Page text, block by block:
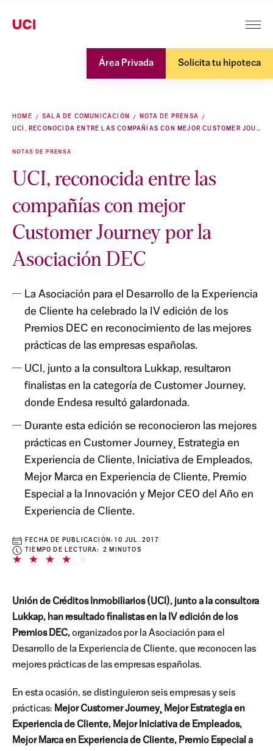
Área Privada Solicita tu hipoteca
HOME SALA DE COMUNICACIÓN
NOTA DE PRENSA
UCI, RECONOCIDA ENTRE LAS COMPAÑÍAS CON MEJOR CUSTOMER JOURNEY POR LA ASOCIACIÓN DEC
NOTAS DE PRENSA
UCI, reconocida entre las
compañías con mejor
Customer Journey por la
Asociación DEC
La Asociación para el Desarrollo de la Experiencia
de Cliente ha celebrado la IV edición de los
Premios DEC en reconocimiento de las mejores
prácticas de las empresas españolas.
UCI, junto a la consultora Lukkap, resultaron
finalistas en la categoría de Customer Journey,
donde Endesa resultó galardonada.
Durante esta edición se reconocieron las mejores
prácticas en Customer Journey¸ Estrategia en
Experiencia de Cliente, Iniciativa de Empleados,
Mejor Marca en Experiencia de Cliente, Premio
Especial a la Innovación y Mejor CEO del Año en
Experiencia de Cliente.
FECHA DE PUBLICACIÓN:10 JUL. 2017
TIEMPO DE LECTURA: 2 MINUTOS
Unión de Créditos Inmobiliarios (UCI), junto a la consultora
Lukkap, han resultado finalistas en la IV edición de los
Premios DEC,organizados por la Asociación para el
Desarrollo de la Experiencia de Cliente, que reconocen las
mejores prácticas de las empresas españolas.
En esta ocasión, se distinguieron seis empresas y seis
prácticas: Mejor Customer Journey¸ Mejor Estrategia en
Experiencia de Cliente, Mejor Iniciativa de Empleados,
Mejor Marca en Experiencia de Cliente, Premio Especial a